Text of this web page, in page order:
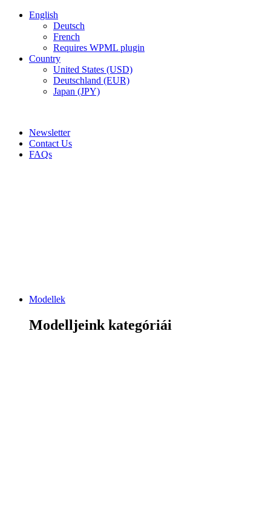
English
Deutsch
French
Requires WPML plugin
Country
United States (USD)
Deutschland (EUR)
Japan (JPY)
Newsletter
Contact Us
FAQs
Modellek
Modelljeink kategóriái